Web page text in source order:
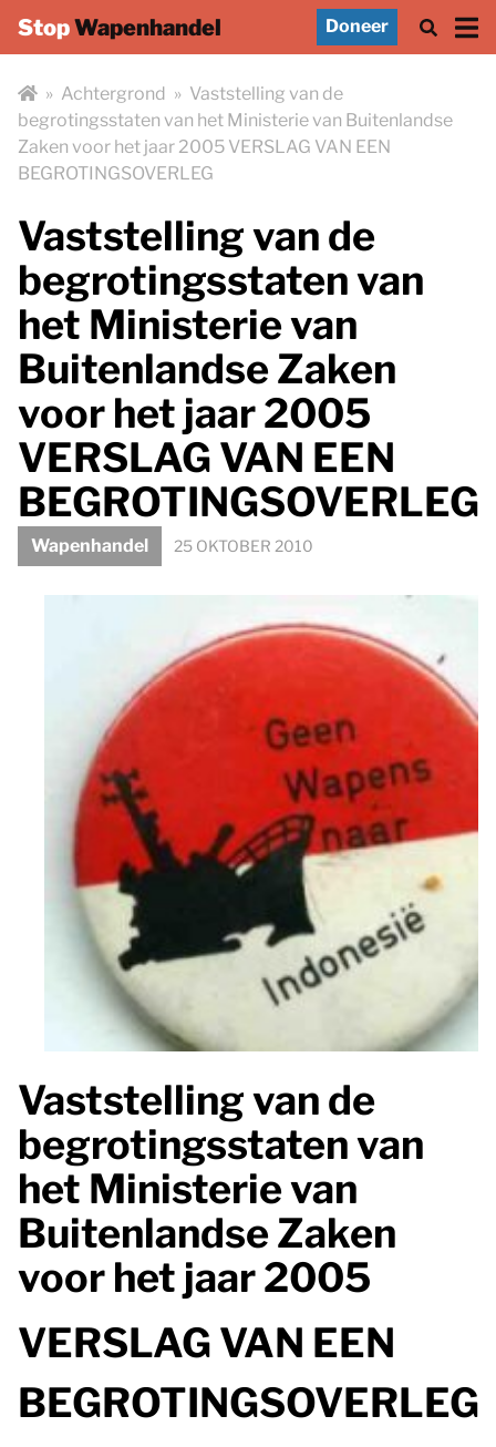
StopWapenhandel Doneer
» Achtergrond » Vaststelling van de
begrotingsstaten van het Ministerie van Buitenlandse
Zaken voor het jaar 2005 VERSLAG VAN EEN
BEGROTINGSOVERLEG
Vaststelling van de
begrotingsstaten van
het Ministerie van
Buitenlandse Zaken
voor het jaar 2005
VERSLAG VAN EEN
BEGROTINGSOVERLEG
Wapenhandel 25 OKTOBER 2010
Vaststelling van de
begrotingsstaten van
het Ministerie van
Buitenlandse Zaken
voor het jaar 2005
VERSLAG VAN EEN
BEGROTINGSOVERLEG